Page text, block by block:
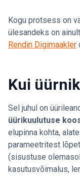
Kogu protsess on
ülesandeks on
Rendin Digimaakler
Kui
Sel juhul on
üürikuulutuse
elupinna kohta,
parameetritest
(sisustuse
kasutusvõimalus,